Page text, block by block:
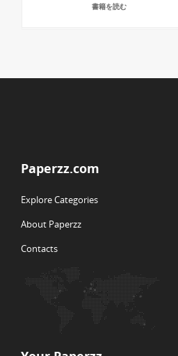
書籍を読む
Paperzz.com
Explore Categories
About Paperzz
Contacts